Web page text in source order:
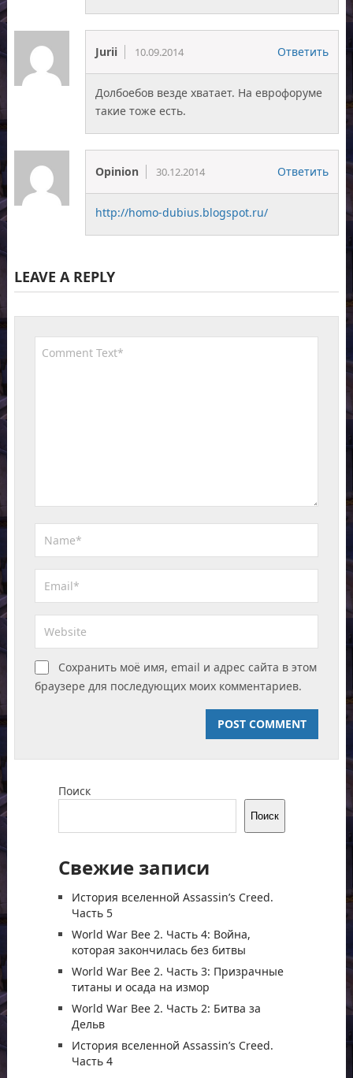
Jurii 10.09.2014 Ответить
Долбоебов везде хватает. На еврофоруме
такие тоже есть.
Opinion 30.12.2014 Ответить
http://homo-dubius.blogspot.ru/
LEAVE A REPLY
Сохранить моё имя, email и адрес сайта в этом
браузере для последующих моих комментариев.
Поиск
Поиск
Свежие записи
История вселенной Assassin’s Creed.
Часть 5
World War Bee 2. Часть 4: Война,
которая закончилась без битвы
World War Bee 2. Часть 3: Призрачные
титаны и осада на измор
World War Bee 2. Часть 2: Битва за
Дельв
История вселенной Assassin’s Creed.
Часть 4